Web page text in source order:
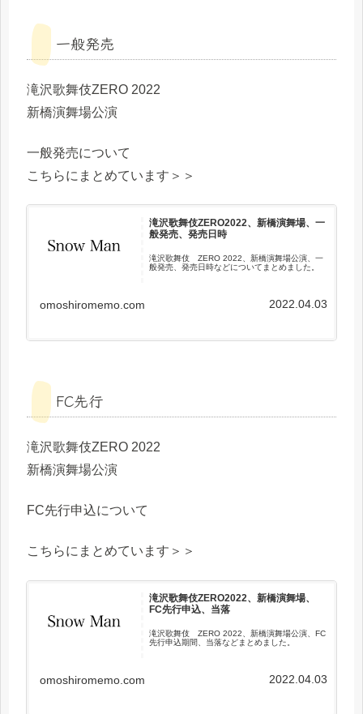
一般発売
滝沢歌舞伎ZERO 2022
新橋演舞場公演
一般発売について
こちらにまとめています＞＞
滝沢歌舞伎ZERO2022、新橋演舞場、一
般発売、発売日時
滝沢歌舞伎 ZERO 2022、新橋演舞場公演、一
般発売、発売日時などについてまとめました。
omoshiromemo.com 2022.04.03
FC先行
滝沢歌舞伎ZERO 2022
新橋演舞場公演
FC先行申込について
こちらにまとめています＞＞
滝沢歌舞伎ZERO2022、新橋演舞場、
FC先行申込、当落
滝沢歌舞伎 ZERO 2022、新橋演舞場公演、FC
先行申込期間、当落などまとめました。
omoshiromemo.com 2022.04.03